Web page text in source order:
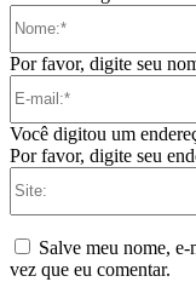
Por favor, digite seu
Você digitou um
Por favor, digite seu
Salve meu nome,
vez que eu comentar.